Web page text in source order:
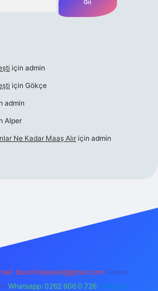
için admin
için Gökçe
admin
Alper
Ne Kadar Maaş Alır için admin
backlinkpaneli@gmail.com Teams:
Whatsapp: 0262 606 0 726 Telegram: